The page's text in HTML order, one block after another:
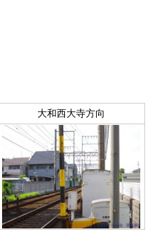
大和西大寺方向